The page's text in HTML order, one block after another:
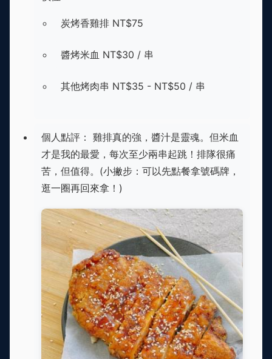
炭烤香雞排 NT$75
醬烤米血 NT$30 / 串
其他烤肉串 NT$35 - NT$50 / 串
個人點評： 雞排真的強，醬汁是靈魂。但米血
才是我的最愛，每次至少兩串起跳！排隊很痛
苦，但值得。(小撇步：可以先點餐拿號碼牌，
逛一圈再回來拿！)